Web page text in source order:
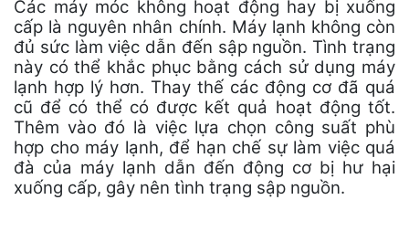
Các máy móc không hoạt động hay bị xuống
cấp là nguyên nhân chính. Máy lạnh không còn
đủ sức làm việc dẫn đến sập nguồn. Tình trạng
này có thể khắc phục bằng cách sử dụng máy
lạnh hợp lý hơn. Thay thế các động cơ đã quá
cũ để có thể có được kết quả hoạt động tốt.
Thêm vào đó là việc lựa chọn công suất phù
hợp cho máy lạnh, để hạn chế sự làm việc quá
đà của máy lạnh dẫn đến động cơ bị hư hại
xuống cấp, gây nên tình trạng sập nguồn.